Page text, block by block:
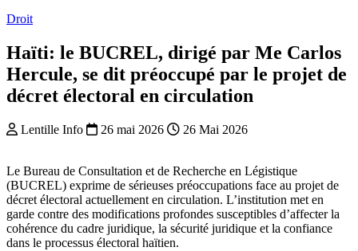
Droit
Haïti: le BUCREL, dirigé par Me Carlos
Hercule, se dit préoccupé par le projet de
décret électoral en circulation
Lentille Info 26 mai 2026 26 Mai 2026
Le Bureau de Consultation et de Recherche en Légistique
(BUCREL) exprime de sérieuses préoccupations face au projet de
décret électoral actuellement en circulation. L’institution met en
garde contre des modifications profondes susceptibles d’affecter la
cohérence du cadre juridique, la sécurité juridique et la confiance
dans le processus électoral haïtien.